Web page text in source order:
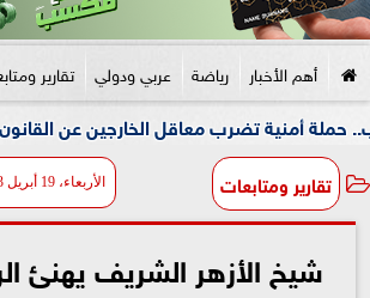
أهم الأخبار رياضة عربي ودولي تقارير
تضرب معاقل الخارجين عن القانون
تقارير ومتابعات الأربعاء، 19 أبريل 2023
شيخ الأزهر الشريف يهنئ